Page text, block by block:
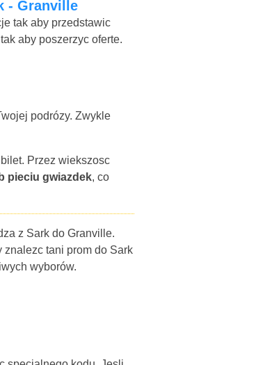
- Granville
tak aby przedstawic
aby poszerzyc oferte.
podrózy. Zwykle
Przez wiekszosc
pieciu gwiazdek, co
z Sark do Granville.
tani prom do Sark
wyborów.